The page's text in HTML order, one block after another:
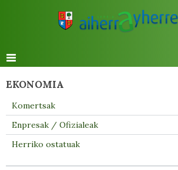
EKONOMIA
Komertsak
Enpresak / Ofizialeak
Herriko ostatuak